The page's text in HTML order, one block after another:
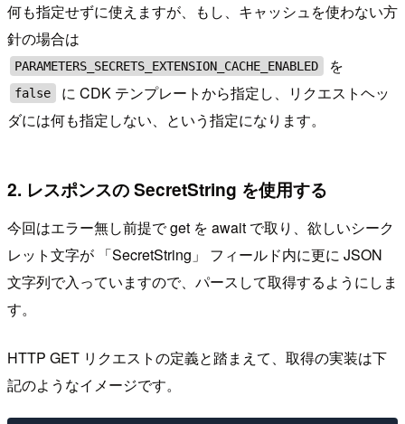
何も指定せずに使えますが、もし、キャッシュを使わない方
針の場合は
PARAMETERS_SECRETS_EXTENSION_CACHE_ENABLED を
false
に CDK テンプレートから指定し、リクエストヘッ
ダには何も指定しない、という指定になります。
2. レスポンスの SecretString を使用する
今回はエラー無し前提で get を await で取り、欲しいシーク
レット文字が 「SecretString」 フィールド内に更に JSON
文字列で入っていますので、パースして取得するようにしま
す。
HTTP GET リクエストの定義と踏まえて、取得の実装は下
記のようなイメージです。